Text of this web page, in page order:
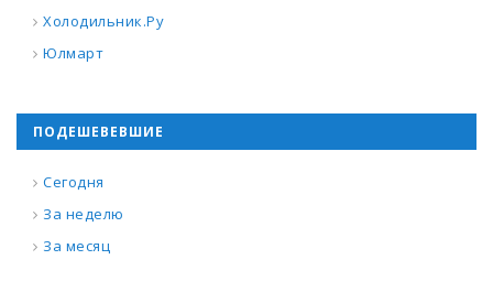
Холодильник.Ру
Юлмарт
ПОДЕШЕВЕВШИЕ
Сегодня
За неделю
За месяц